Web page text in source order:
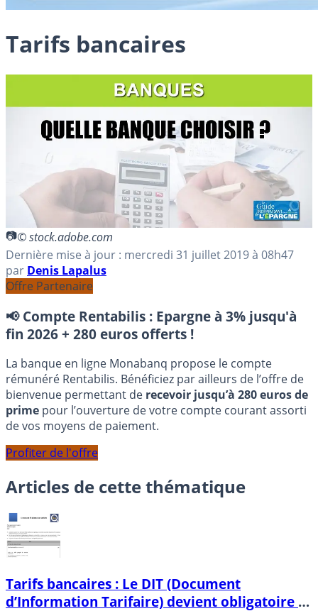
Tarifs bancaires
© stock.adobe.com
Dernière mise à jour : mercredi 31 juillet 2019à 08h47
par Denis Lapalus
Offre Partenaire
📢 Compte Rentabilis : Epargne à 3% jusqu'à
fin 2026 + 280 euros offerts !
La banque en ligne Monabanq propose le compte
rémunéré Rentabilis. Bénéficiez par ailleurs de l’offre de
bienvenue permettant de recevoir jusqu’à 280 euros de
prime pour l’ouverture de votre compte courant assorti
de vos moyens de paiement.
Profiter de l'offre
Articles de cette thématique
Tarifs bancaires : Le DIT (Document
d’Information Tarifaire) devient obligatoire à